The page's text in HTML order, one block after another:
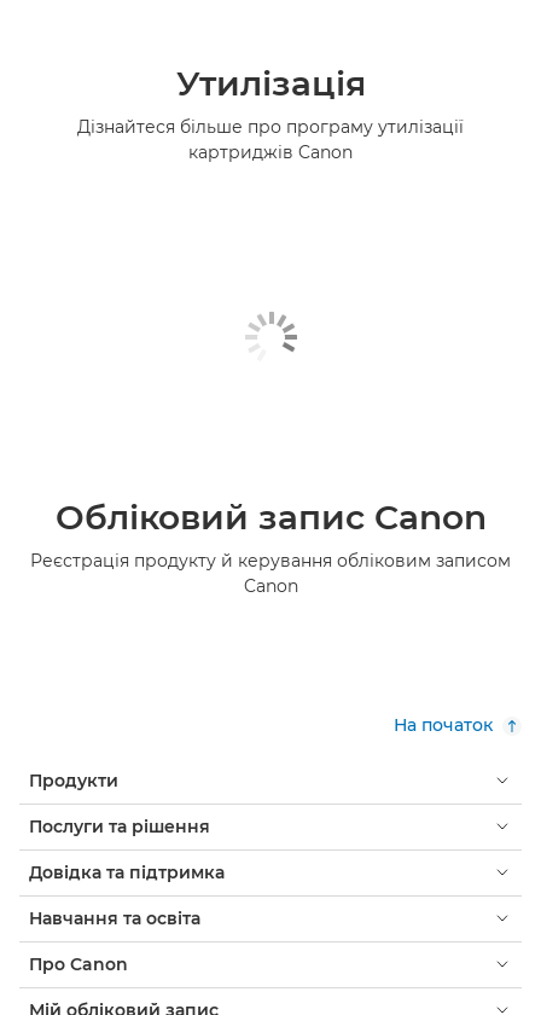
Утилізація
Дізнайтеся більше про програму утилізації
картриджів Canon
Обліковий запис Canon
Реєстрація продукту й керування обліковим записом
Canon
На початок
Продукти
Послуги та рішення
Довідка та підтримка
Навчання та освіта
Про Canon
Мій обліковий запис